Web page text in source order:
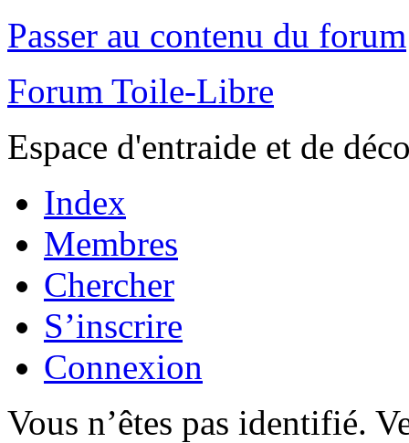
Passer au contenu du forum
Forum Toile-Libre
Espace d'entraide et de
Index
Membres
Chercher
S’inscrire
Connexion
Vous n’êtes pas identifié.